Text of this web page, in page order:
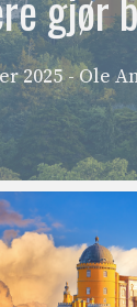
2025 - Ole